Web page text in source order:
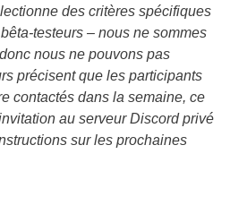
des critères spécifiques
testeurs – nous ne sommes
nous ne pouvons pas
précisent que les participants
contactés dans la semaine, ce
au serveur Discord privé
sur les prochaines